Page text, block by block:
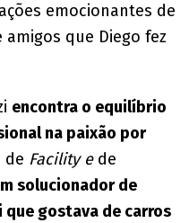
emocionantes de
que Diego fez
encontra o equilíbrio
na paixão por
de Facility ede
solucionador de
que gostava de carros